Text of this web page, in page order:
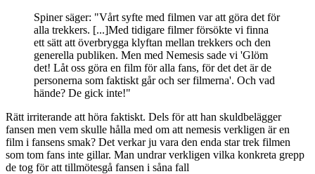
Spiner säger: "Vårt syfte med filmen var att göra det för
alla trekkers. [...]Med tidigare filmer försökte vi finna
ett sätt att överbrygga klyftan mellan trekkers och den
generella publiken. Men med Nemesis sade vi 'Glöm
det! Låt oss göra en film för alla fans, för det det är de
personerna som faktiskt går och ser filmerna'. Och vad
hände? De gick inte!"
Rätt irriterande att höra faktiskt. Dels för att han skuldbelägger
fansen men vem skulle hålla med om att nemesis verkligen är en
film i fansens smak? Det verkar ju vara den enda star trek filmen
som tom fans inte gillar. Man undrar verkligen vilka konkreta grepp
de tog för att tillmötesgå fansen i såna fall